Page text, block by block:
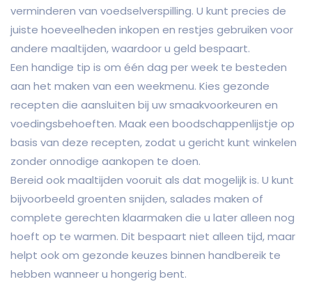
verminderen van voedselverspilling. U kunt precies de
juiste hoeveelheden inkopen en restjes gebruiken voor
andere maaltijden, waardoor u geld bespaart.
Een handige tip is om één dag per week te besteden
aan het maken van een weekmenu. Kies gezonde
recepten die aansluiten bij uw smaakvoorkeuren en
voedingsbehoeften. Maak een boodschappenlijstje op
basis van deze recepten, zodat u gericht kunt winkelen
zonder onnodige aankopen te doen.
Bereid ook maaltijden vooruit als dat mogelijk is. U kunt
bijvoorbeeld groenten snijden, salades maken of
complete gerechten klaarmaken die u later alleen nog
hoeft op te warmen. Dit bespaart niet alleen tijd, maar
helpt ook om gezonde keuzes binnen handbereik te
hebben wanneer u hongerig bent.